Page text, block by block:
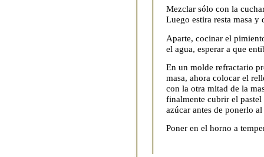
Mezclar sólo con la
Luego estira resta masa
Aparte, cocinar el
el agua, esperar a que
En un molde refractario
masa, ahora colocar el
con la otra mitad de la
finalmente cubrir el
azúcar antes de ponerlo
Poner en el horno a